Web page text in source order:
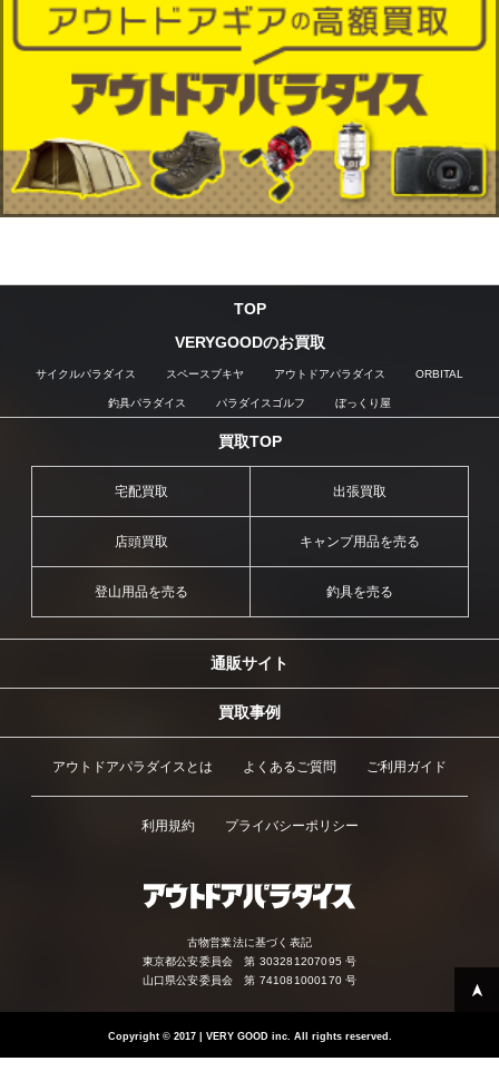
TOP
VERYGOODのお買取
サイクルパラダイス スペースブキヤ アウトドアパラダイス ORBITAL
釣具パラダイス パラダイスゴルフ ぼっくり屋
買取TOP
宅配買取 出張買取
店頭買取 キャンプ用品を売る
登山用品を売る 釣具を売る
通販サイト
買取事例
アウトドアパラダイスとは よくあるご質問 ご利用ガイド
利用規約 プライバシーポリシー
古物営業法に基づく表記
東京都公安委員会 第 303281207095 号
山口県公安委員会 第 741081000170 号
Copyright ©2017 | VERY GOOD inc. All rights reserved.